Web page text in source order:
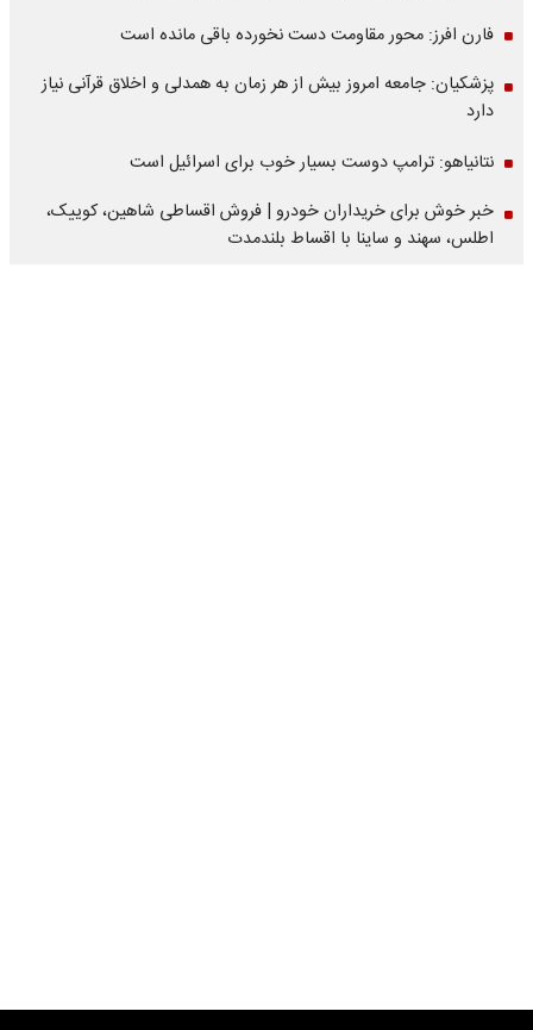
فارن افرز: محور مقاومت دست نخورده باقی مانده است
پزشکیان: جامعه امروز بیش از هر زمان به همدلی و اخلاق قرآنی نیاز
دارد
نتانیاهو: ترامپ دوست بسیار خوب برای اسرائیل است
خبر خوش برای خریداران خودرو | فروش اقساطی شاهین، کوییک،
اطلس، سهند و ساینا با اقساط بلندمدت